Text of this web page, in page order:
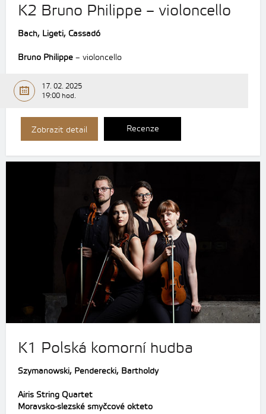
K2 Bruno Philippe – violoncello
Bach, Ligeti, Cassadó
Bruno Philippe – violoncello
17. 02. 2025
19:00 hod.
Zobrazit detail Recenze
K1 Polská komorní hudba
Szymanowski, Penderecki, Bartholdy
Airis String Quartet
Moravsko-slezské smyčcové okteto